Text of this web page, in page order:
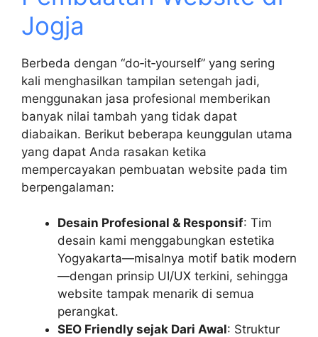
Jogja
Berbeda dengan “do‑it‑yourself” yang sering
kali menghasilkan tampilan setengah jadi,
menggunakan jasa profesional memberikan
banyak nilai tambah yang tidak dapat
diabaikan. Berikut beberapa keunggulan utama
yang dapat Anda rasakan ketika
mempercayakan pembuatan website pada tim
berpengalaman:
Desain Profesional & Responsif: Tim
desain kami menggabungkan estetika
Yogyakarta—misalnya motif batik modern
—dengan prinsip UI/UX terkini, sehingga
website tampak menarik di semua
perangkat.
SEO Friendly sejak Dari Awal: Struktur